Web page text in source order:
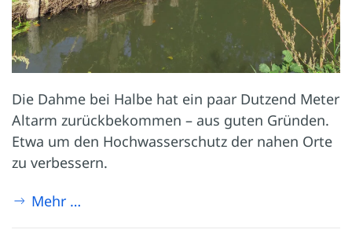
Die Dahme bei Halbe hat ein paar Dutzend Meter
Altarm zurückbekommen – aus guten Gründen.
Etwa um den Hochwasserschutz der nahen Orte
zu verbessern.
Mehr …